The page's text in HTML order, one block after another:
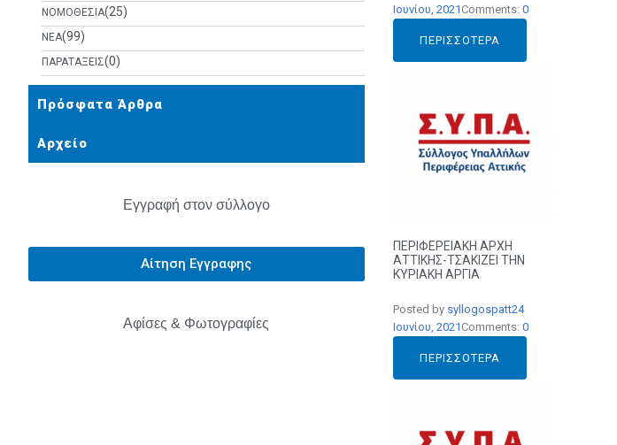
ΝΟΜΟΘΕΣΙΑ(25)
ΝΕΑ(99)
ΠΑΡΑΤΑΞΕΙΣ(0)
Πρόσφατα Άρθρα
Αρχείο
Εγγραφή στον σύλλογο
Αίτηση Εγγραφης
Αφίσες & Φωτογραφίες
Ιουνίου, 2021 Comments: 0
ΠΕΡΙΣΣΌΤΕΡΑ
ΠΕΡΙΦΕΡΕΙΑΚΗ ΑΡΧΗ
ΑΤΤΙΚΗΣ-ΤΣΑΚΙΖΕΙ ΤΗΝ
ΚΥΡΙΑΚΗ ΑΡΓΙΑ
Posted by syllogospatt24
Ιουνίου, 2021 Comments: 0
ΠΕΡΙΣΣΌΤΕΡΑ